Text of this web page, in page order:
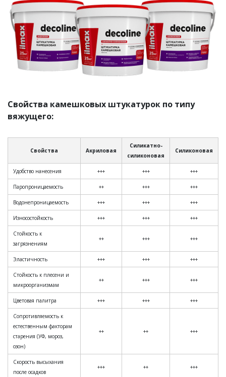
Свойства камешковых штукатурок по типу
вяжущего:
Свойства Акриловая
Силикатно-
силиконовая
Силиконовая
Удобство нанесения +++ +++ +++
Паропроницаемость ++ +++ +++
Водонепроницаемость +++ +++ +++
Износостойкость +++ +++ +++
Стойкость к
загрязнениям
++ +++ +++
Эластичность +++ +++ +++
Стойкость к плесени и
микроорганизмам
++ +++ +++
Цветовая палитра +++ +++ +++
Сопротивляемость к
естественным факторам
старения (УФ, мороз,
озон)
++ ++ +++
Скорость высыхания
после осадков
+++ ++ +++